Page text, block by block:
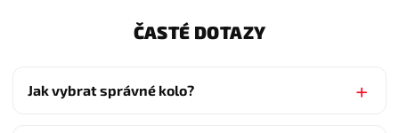
ČASTÉ DOTAZY
Jak vybrat správné kolo?